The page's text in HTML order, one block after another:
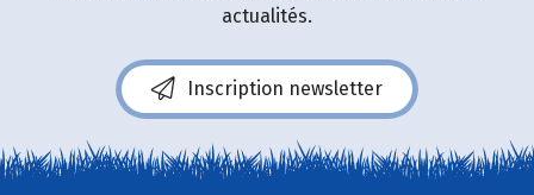
actualités.
Inscription newsletter